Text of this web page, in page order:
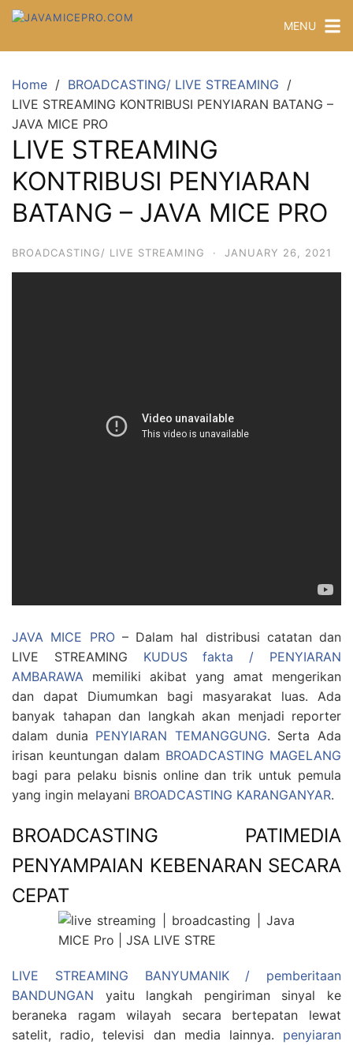
MENU
Home
BROADCASTING/ LIVE STREAMING
LIVE STREAMING KONTRIBUSI PENYIARAN BATANG –
JAVA MICE PRO
LIVE STREAMING
KONTRIBUSI PENYIARAN
BATANG – JAVA MICE PRO
BROADCASTING/ LIVE STREAMING · JANUARY 26, 2021
JAVA MICE PRO– Dalam hal distribusi catatan dan
LIVE STREAMING KUDUS fakta / PENYIARAN
AMBARAWA memiliki akibat yang amat mengerikan
dan dapat Diumumkan bagi masyarakat luas. Ada
banyak tahapan dan langkah akan menjadi reporter
dalam dunia PENYIARAN TEMANGGUNG. Serta Ada
irisan keuntungan dalam BROADCASTING MAGELANG
bagi para pelaku bisnis online dan trik untuk pemula
yang ingin melayani BROADCASTING KARANGANYAR.
BROADCASTING PATIMEDIA
PENYAMPAIAN KEBENARAN SECARA
CEPAT
LIVE STREAMING BANYUMANIK / pemberitaan
BANDUNGAN yaitu langkah pengiriman sinyal ke
beraneka ragam wilayah secara bertepatan lewat
satelit, radio, televisi dan media lainnya. penyiaran